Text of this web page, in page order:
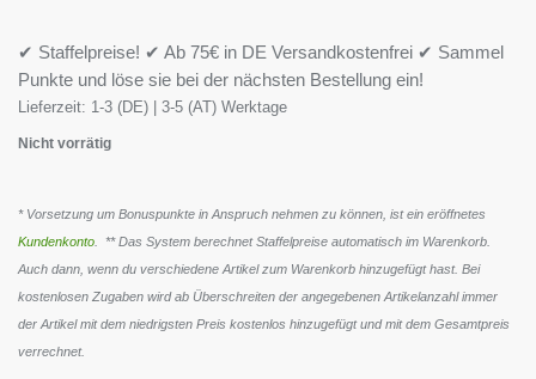
✔ Staffelpreise! ✔ Ab 75€ in DE Versandkostenfrei ✔ Sammel
Punkte und löse sie bei der nächsten Bestellung ein!
Lieferzeit: 1-3 (DE) | 3-5 (AT) Werktage
Nicht vorrätig
* Vorsetzung um Bonuspunkte in Anspruch nehmen zu können, ist ein eröffnetes
Kundenkonto . ** Das System berechnet Staffelpreise automatisch im Warenkorb.
Auch dann, wenn du verschiedene Artikel zum Warenkorb hinzugefügt hast. Bei
kostenlosen Zugaben wird ab Überschreiten der angegebenen Artikelanzahl immer
der Artikel mit dem niedrigsten Preis kostenlos hinzugefügt und mit dem Gesamtpreis
verrechnet.